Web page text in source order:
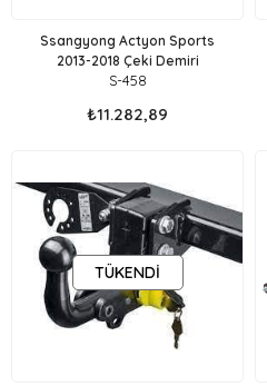
Ssangyong Actyon Sports
2013-2018 Çeki Demiri
S-458
₺11.282,89
TÜKENDI